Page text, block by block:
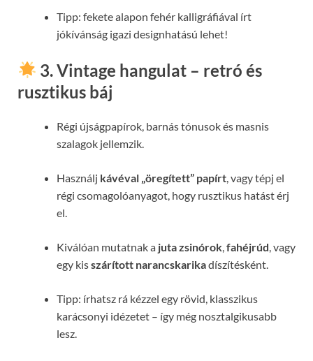
Tipp: fekete alapon fehér kalligráfiával írt
jókívánság igazi designhatású lehet!
3. Vintage hangulat – retró és
rusztikus báj
Régi újságpapírok, barnás tónusok és masnis
szalagok jellemzik.
Használj kávéval „öregített” papírt, vagy tépj el
régi csomagolóanyagot, hogy rusztikus hatást érj
el.
Kiválóan mutatnak a juta zsinórok,fahéjrúd, vagy
egy kisszárított narancskarikadíszítésként.
Tipp: írhatsz rá kézzel egy rövid, klasszikus
karácsonyi idézetet – így még nosztalgikusabb
lesz.